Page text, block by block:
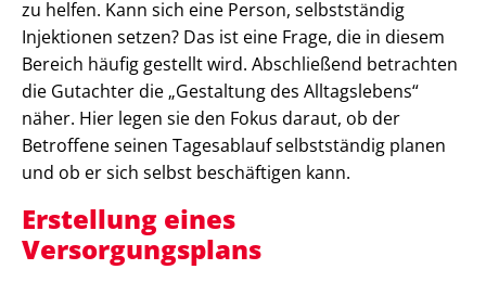
zu helfen. Kann sich eine Person, selbstständig
Injektionen setzen? Das ist eine Frage, die in diesem
Bereich häufig gestellt wird. Abschließend betrachten
die Gutachter die „Gestaltung des Alltagslebens“
näher. Hier legen sie den Fokus daraut, ob der
Betroffene seinen Tagesablauf selbstständig planen
und ob er sich selbst beschäftigen kann.
Erstellung eines
Versorgungsplans